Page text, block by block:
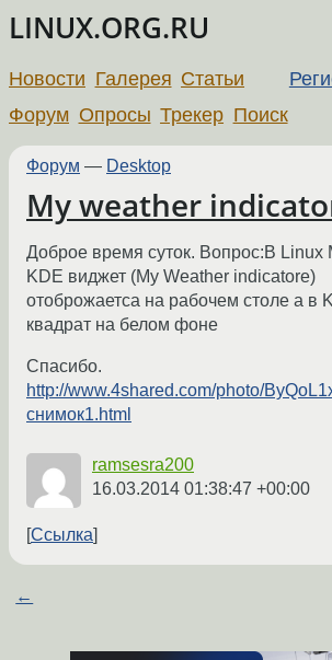
LINUX.ORG.RU
Новости Галерея Статьи
Форум Опросы Трекер Поиск
Форум — Desktop
My weather
Доброе время суток. Вопрос:В Linux
KDE виджет (My Weather indicatore)
отоброжаетса на рабочем столе а в
квадрат на белом фоне
Спасибо.
http://www.4shared.com/photo/
снимок1.html
ramsesra200
16.03.2014 01:38:47 +00:00
Ссылка
←